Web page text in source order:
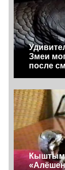
Змеи
после